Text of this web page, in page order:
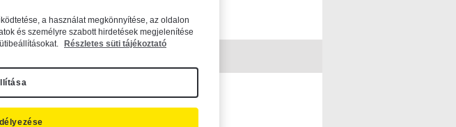
a rendelkezésére áll
a használat megkönnyítése, az oldalon
és személyre szabott hirdetések megjelenítése
Részletes süti tájékoztató